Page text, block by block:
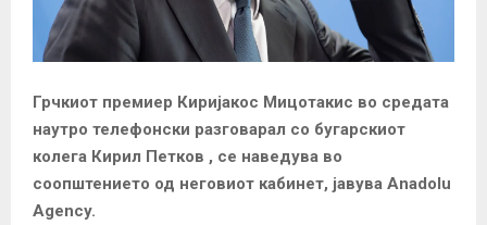
Грчкиот премиер Киријакос Мицотакис во средата
наутро телефонски разговарал со бугарскиот
колега Кирил Петков , се наведува во
соопштението од неговиот кабинет, јавува Anadolu
Agency.